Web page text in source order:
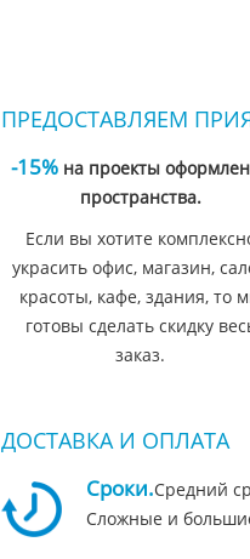
ПРЕДОСТАВЛЯЕМ
-15%на проекты
пространства.
Если вы хотите
украсить офис, магазин,
красоты, кафе, здания, то
готовы сделать скидку
заказ.
ДОСТАВКА И ОПЛАТА
Сроки.Средний
Сложные и